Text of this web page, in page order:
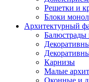
Решетки и
Блоки
Архитектурный
Балюстрады
Карнизы
Малые
Оконные и